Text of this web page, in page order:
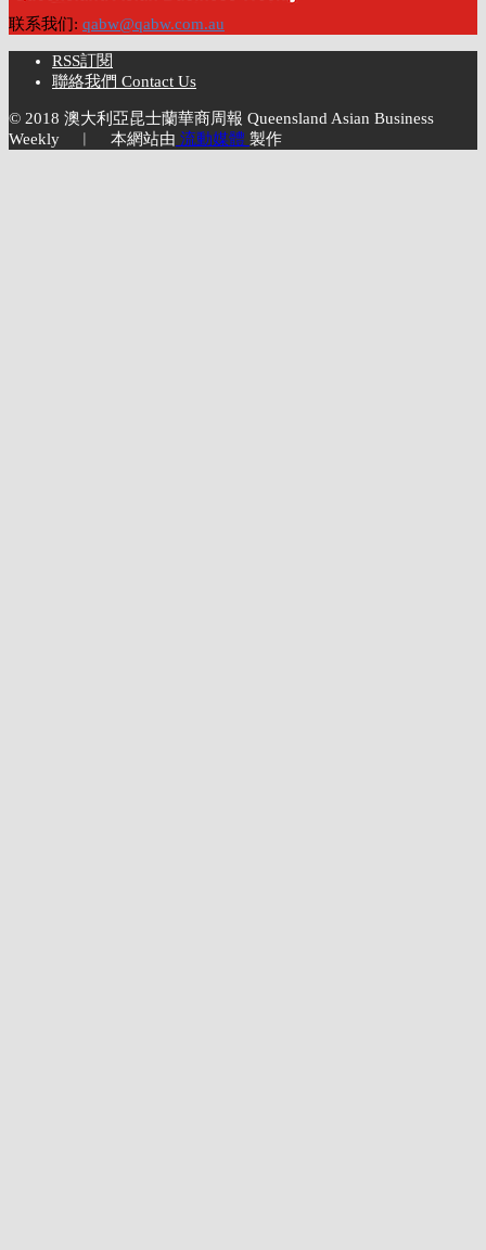
联系我们: qabw@qabw.com.au
RSS訂閱
聯絡我們 Contact Us
© 2018 澳大利亞昆士蘭華商周報 Queensland Asian Business
Weekly ︱ 本網站由 流動媒體 製作